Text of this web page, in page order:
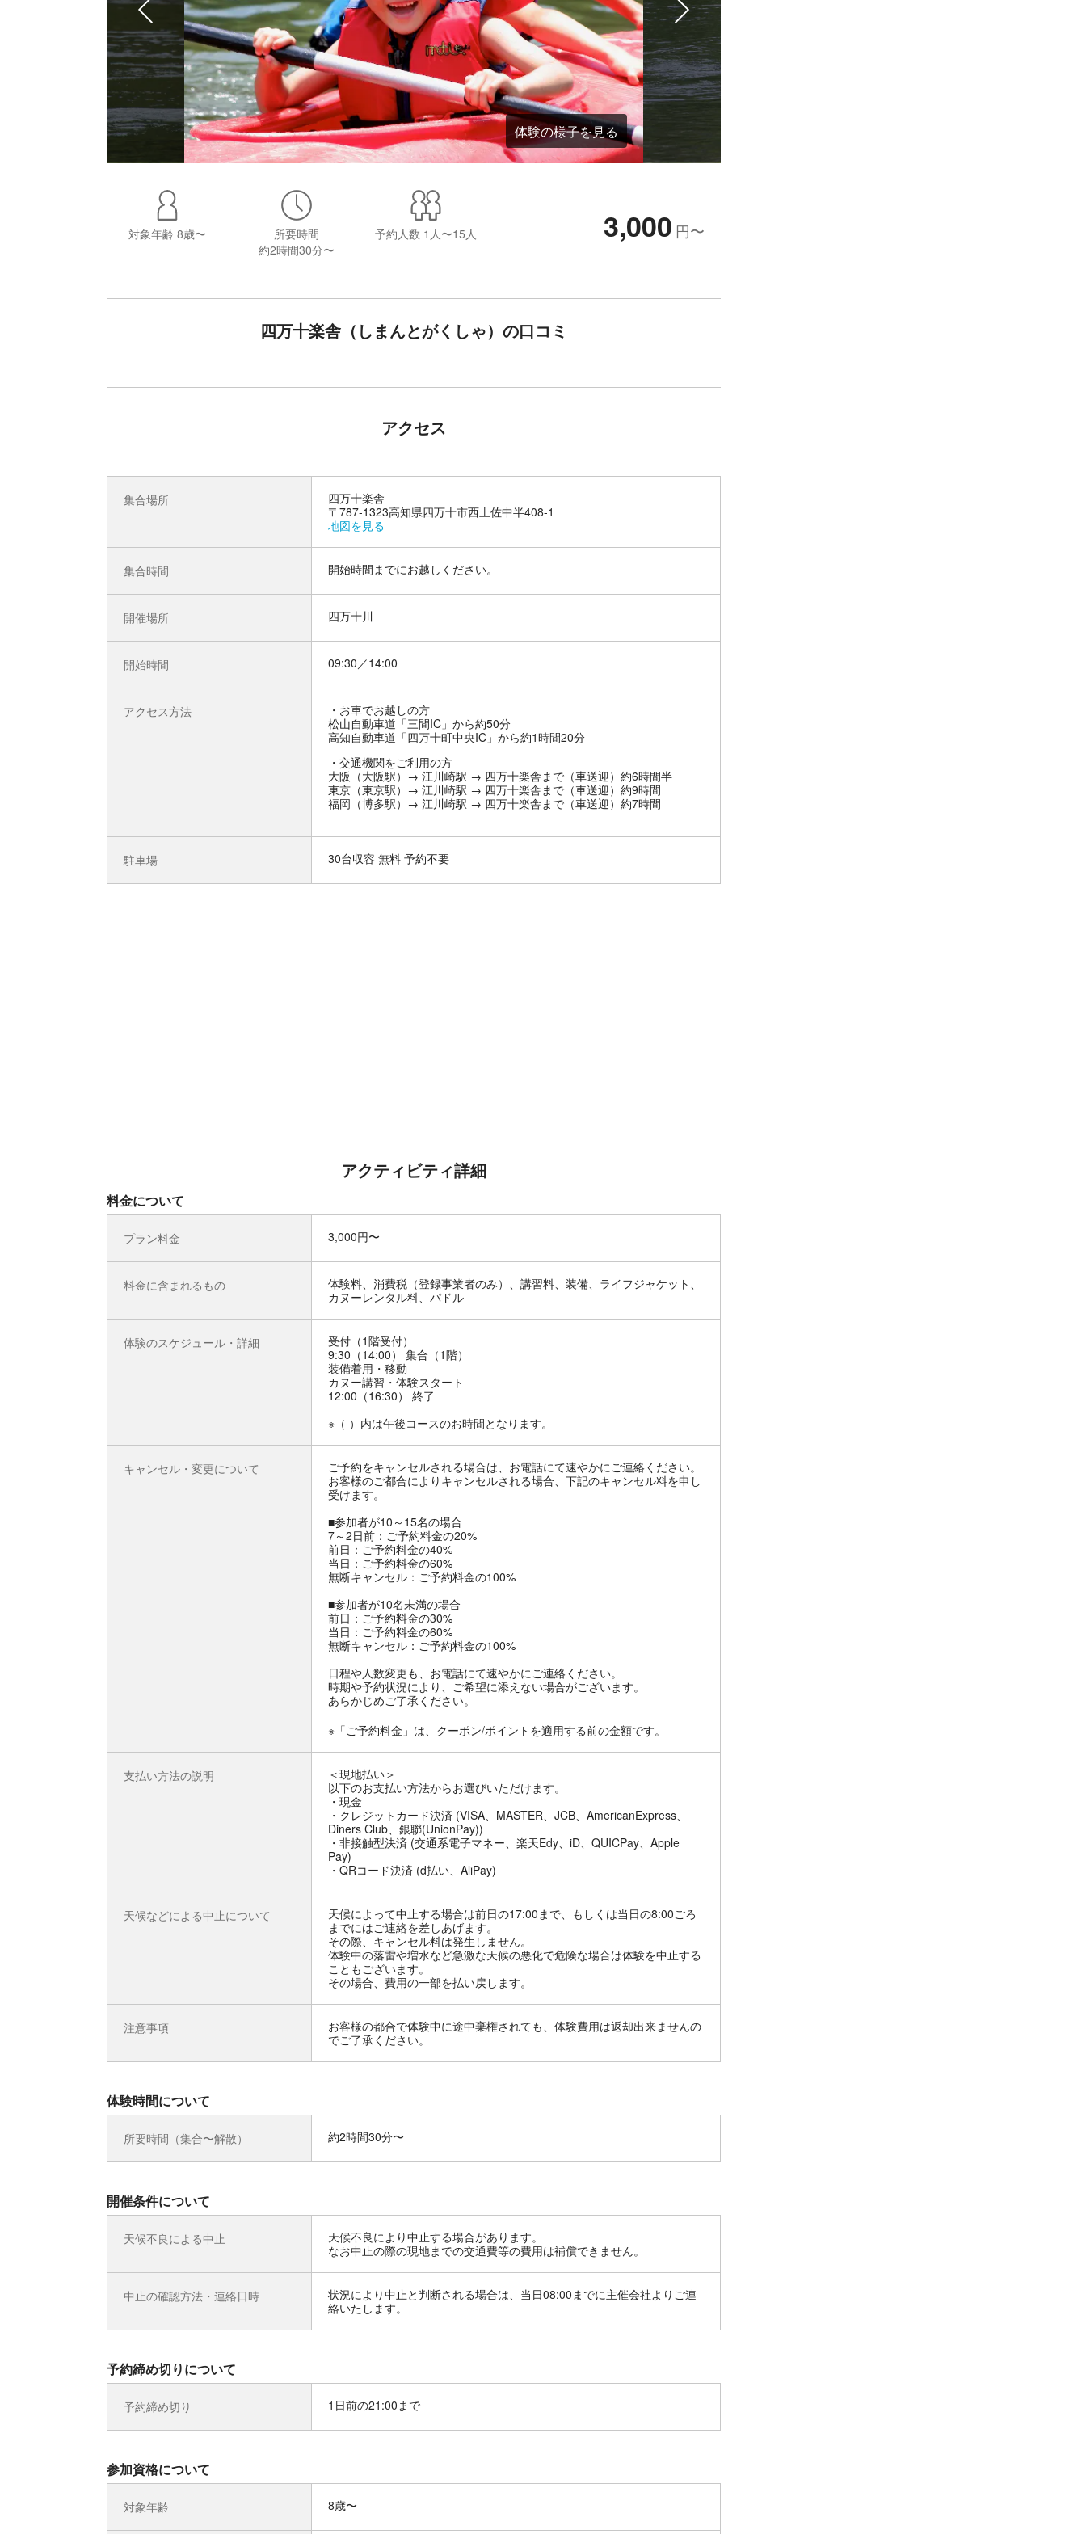
体験の様子を見る
対象年齢 8歳〜
所要時間
約2時間30分〜
予約人数 1人〜15人 3,000 円〜
四万十楽舎（しまんとがくしゃ）の口コミ
アクセス
集合場所
四万十楽舎
〒787-1323高知県四万十市西土佐中半408-1
地図を見る
集合時間 開始時間までにお越しください。
開催場所 四万十川
開始時間 09:30／14:00
アクセス方法
お車でお越しの方
松山自動車道「三間IC」から約50分
高知自動車道「四万十町中央IC」から約1時間20分
交通機関をご利用の方
大阪（大阪駅）→ 江川崎駅 → 四万十楽舎まで（車送迎）約6時間半
東京（東京駅）→ 江川崎駅 → 四万十楽舎まで（車送迎）約9時間
福岡（博多駅）→ 江川崎駅 → 四万十楽舎まで（車送迎）約7時間
駐車場 30台収容 無料 予約不要
アクティビティ詳細
料金について
プラン料金 3,000円〜
料金に含まれるもの
体験料、消費税（登録事業者のみ）、講習料、装備、ライフジャケット、
カヌーレンタル料、パドル
体験のスケジュール・詳細
受付（1階受付）
9:30（14:00） 集合（1階）
装備着用・移動
カヌー講習・体験スタート
12:00（16:30） 終了
※（ ）内は午後コースのお時間となります。
キャンセル・変更について
ご予約をキャンセルされる場合は、お電話にて速やかにご連絡ください。
お客様のご都合によりキャンセルされる場合、下記のキャンセル料を申し
受けます。
■参加者が10～15名の場合
7～2日前：ご予約料金の20%
前日：ご予約料金の40%
当日：ご予約料金の60%
無断キャンセル：ご予約料金の100%
■参加者が10名未満の場合
前日：ご予約料金の30%
当日：ご予約料金の60%
無断キャンセル：ご予約料金の100%
日程や人数変更も、お電話にて速やかにご連絡ください。
時期や予約状況により、ご希望に添えない場合がございます。
あらかじめご了承ください。
※「ご予約料金」は、クーポン/ポイントを適用する前の金額です。
支払い方法の説明
＜現地払い＞
以下のお支払い方法からお選びいただけます。
・現金
・クレジットカード決済 (VISA、MASTER、JCB、AmericanExpress、
Diners Club、銀聯(UnionPay))
・非接触型決済 (交通系電子マネー、楽天Edy、iD、QUICPay、Apple
Pay)
・QRコード決済 (d払い、AliPay)
天候などによる中止について
天候によって中止する場合は前日の17:00まで、もしくは当日の8:00ごろ
までにはご連絡を差しあげます。
その際、キャンセル料は発生しません。
体験中の落雷や増水など急激な天候の悪化で危険な場合は体験を中止する
こともございます。
その場合、費用の一部を払い戻します。
注意事項
お客様の都合で体験中に途中棄権されても、体験費用は返却出来ませんの
でご了承ください。
体験時間について
所要時間（集合〜解散） 約2時間30分〜
開催条件について
天候不良による中止
天候不良により中止する場合があります。
なお中止の際の現地までの交通費等の費用は補償できません。
中止の確認方法・連絡日時
状況により中止と判断される場合は、当日08:00までに主催会社よりご連
絡いたします。
予約締め切りについて
予約締め切り 1日前の21:00まで
参加資格について
対象年齢 8歳〜